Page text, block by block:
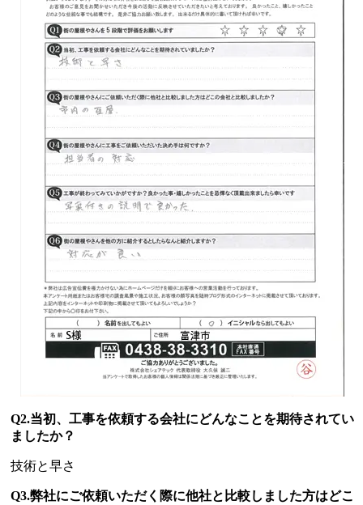
Q2.当初、工事を依頼する会社にどんなことを期待されてい
ましたか？
技術と早さ
Q3.弊社にご依頼いただく際に他社と比較しました方はどこ